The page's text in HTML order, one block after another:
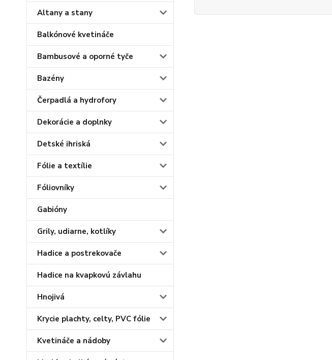
Altany a stany
Balkónové kvetináče
Bambusové a oporné tyče
Bazény
Čerpadlá a hydrofory
Dekorácie a doplnky
Detské ihriská
Fólie a textílie
Fóliovníky
Gabióny
Grily, udiarne, kotlíky
Hadice a postrekovače
Hadice na kvapkovú závlahu
Hnojivá
Krycie plachty, celty, PVC fólie
Kvetináče a nádoby